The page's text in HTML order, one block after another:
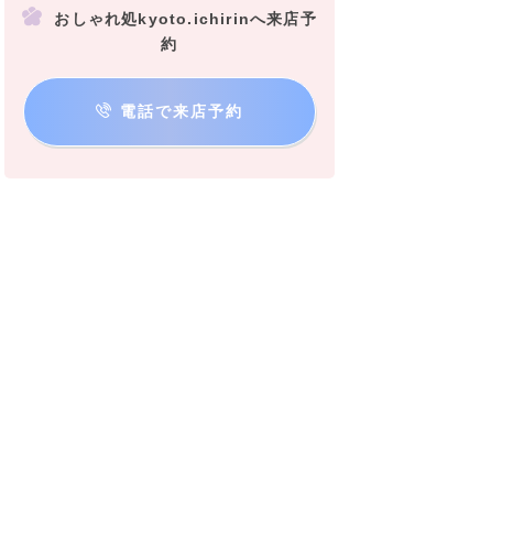
おしゃれ処kyoto.ichirinへ来店予
約
電話で来店予約